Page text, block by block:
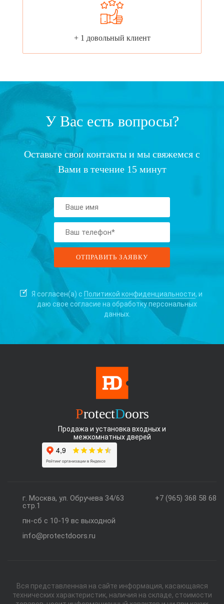
+ 1 довольный клиент
У Вас есть вопросы?
Оставьте свои контакты и мы свяжемся с
Вами в течение 15 минут
Я согласен(а) с Политикой конфиденциальности, и
даю свое согласие на обработку персональных
данных.
ProtectDoors
Продажа и установка входных и
межкомнатных дверей
+7 (965) 368 58 68
г. Москва, ул. Обручева 34/63
стр.1
пн-сб с 10-19 вс выходной
info@protectdoors.ru
Вся представленная на сайте информация, касающаяся
технических характеристик, наличия на складе, стоимости